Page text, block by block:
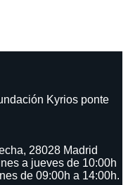
Kyrios ponte
28028 Madrid
a jueves de 10:00h
de 09:00h a 14:00h.